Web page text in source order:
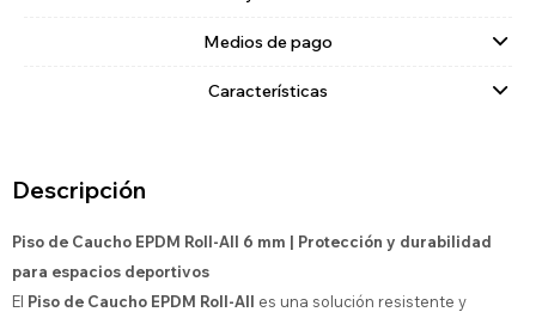
Medios de pago
Características
Descripción
Piso de Caucho EPDM Roll-All 6 mm | Protección y durabilidad
para espacios deportivos
El Piso de Caucho EPDM Roll-All es una solución resistente y